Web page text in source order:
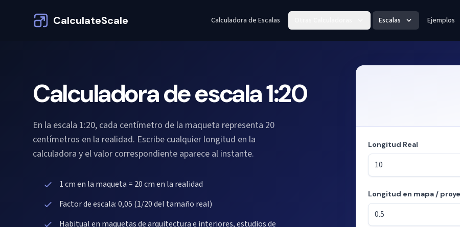
CalculateScale Calculadora de Escalas Escalas Ejemplos
Calculadora de escala 1:20
En la escala 1:20, cada centímetro de la maqueta representa 20
centímetros en la realidad. Escribe cualquier longitud en la
calculadora y el valor correspondiente aparece al instante.
1 cm en la maqueta = 20 cm en la realidad
Factor de escala: 0,05 (1/20 del tamaño real)
Habitual en maquetas de arquitectura e interiores, estudios de
Modo: calculando longitudes
Longitud Real
Longitud en mapa /